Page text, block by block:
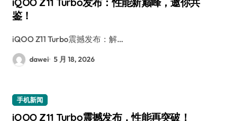
鉴！
iQOO Z11 Turbo震撼发布：解…
dawei 5 月 18, 2026
手机新闻
iQOO Z11 Turbo震撼发布，性能再突破！